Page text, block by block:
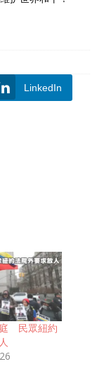
LinkedIn
民眾紐約